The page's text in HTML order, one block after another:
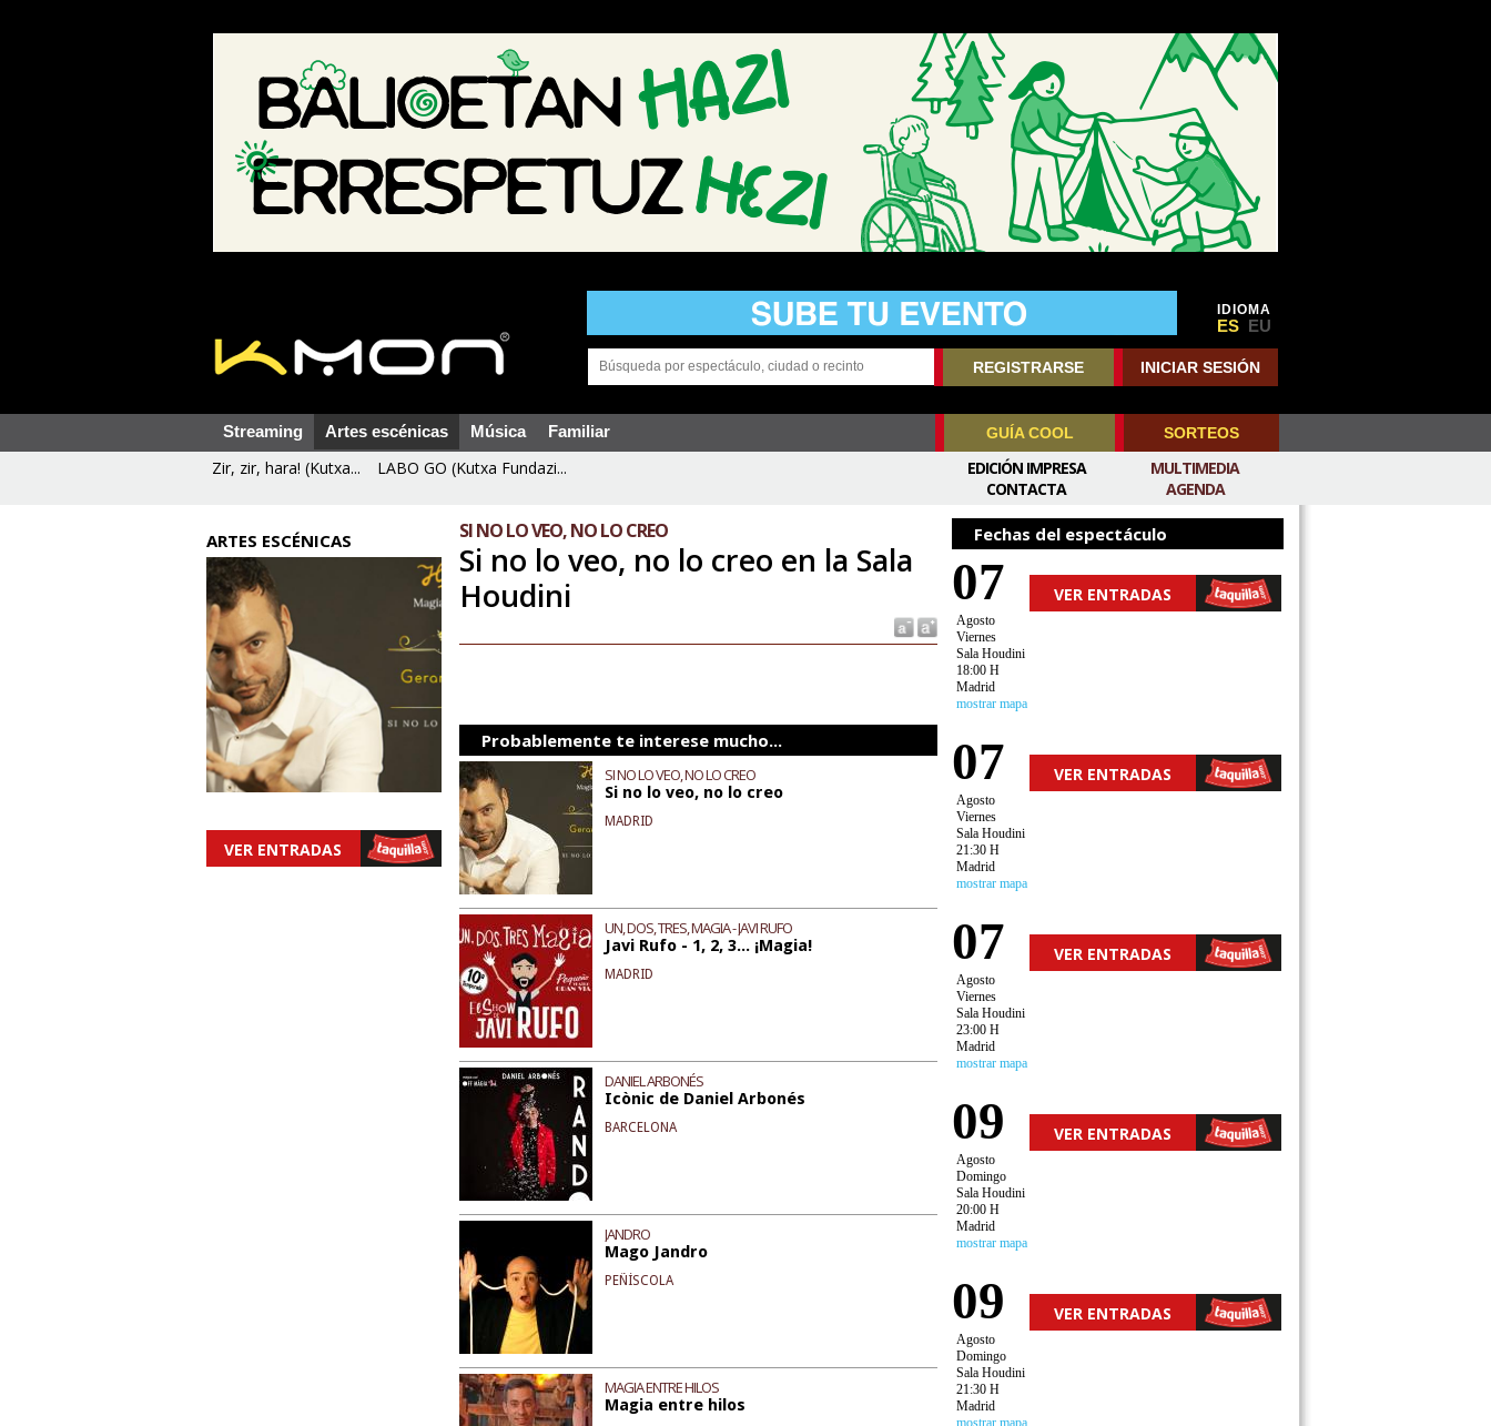
IDIOMA
ES EU
REGISTRARSE INICIAR SESIÓN
Streaming Artes escénicas Música Familiar GUÍA COOL SORTEOS
Zir, zir, hara! (Kutxa... LABO GO (Kutxa Fundazi...
MULTIMEDIA
AGENDA
EDICIÓN IMPRESA
CONTACTA
ARTES ESCÉNICAS
VER ENTRADAS
SI NO LO VEO, NO LO CREO
Si no lo veo, no lo creo en la Sala
Houdini
Probablemente te interese mucho...
SI NO LO VEO, NO LO CREO
Si no lo veo, no lo creo
MADRID
UN, DOS, TRES, MAGIA - JAVI RUFO
Javi Rufo - 1, 2, 3... ¡Magia!
MADRID
DANIEL ARBONÉS
Icònic de Daniel Arbonés
BARCELONA
JANDRO
Mago Jandro
PEÑÍSCOLA
MAGIA ENTRE HILOS
Magia entre hilos
Fechas del espectáculo
07 VER ENTRADAS
Agosto
Viernes
Sala Houdini
18:00 H
Madrid
mostrar mapa
07 VER ENTRADAS
Agosto
Viernes
Sala Houdini
21:30 H
Madrid
mostrar mapa
07 VER ENTRADAS
Agosto
Viernes
Sala Houdini
23:00 H
Madrid
mostrar mapa
09 VER ENTRADAS
Agosto
Domingo
Sala Houdini
20:00 H
Madrid
mostrar mapa
09 VER ENTRADAS
Agosto
Domingo
Sala Houdini
21:30 H
Madrid
mostrar mapa